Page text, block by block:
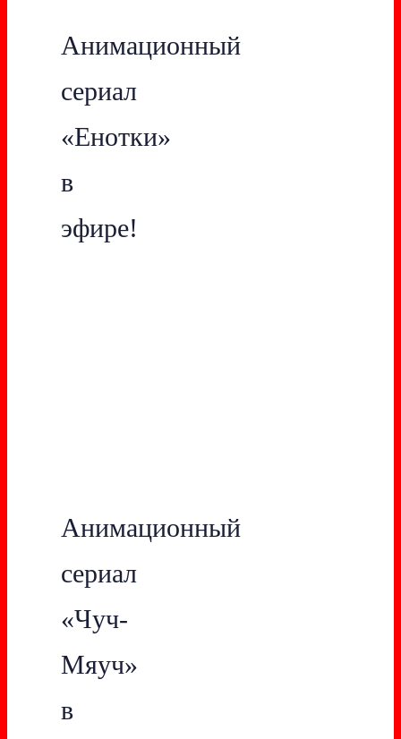
Анимационный
сериал
«Енотки»
в
эфире!
Анимационный
сериал
«Чуч-
Мяуч»
в